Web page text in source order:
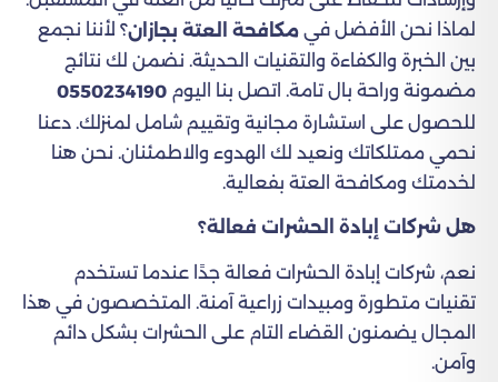
لماذا نحن الأفضل في مكافحة العتة بجازان؟ لأننا نجمع
بين الخبرة والكفاءة والتقنيات الحديثة. نضمن لك نتائج
مضمونة وراحة بال تامة. اتصل بنا اليوم 0550234190
للحصول على استشارة مجانية وتقييم شامل لمنزلك. دعنا
نحمي ممتلكاتك ونعيد لك الهدوء والاطمئنان. نحن هنا
لخدمتك ومكافحة العتة بفعالية.
هل شركات إبادة الحشرات فعالة؟
نعم، شركات إبادة الحشرات فعالة جدًا عندما تستخدم
تقنيات متطورة ومبيدات زراعية​ آمنة. المتخصصون في هذا
المجال يضمنون القضاء التام على الحشرات بشكل دائم
وآمن.